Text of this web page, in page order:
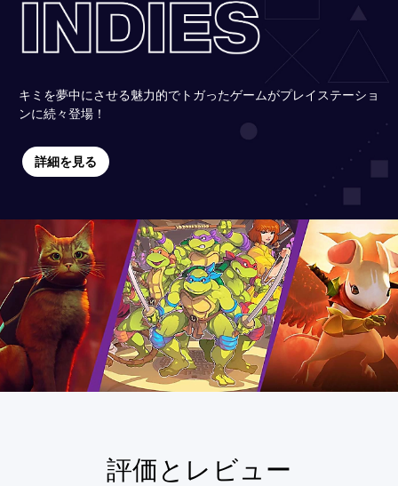
キミを夢中にさせる魅力的でトガったゲームがプレイステーショ
ンに続々登場！
詳細を見る
評価とレビュー